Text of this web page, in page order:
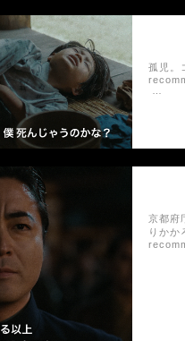
孤児。
京都府
りかか